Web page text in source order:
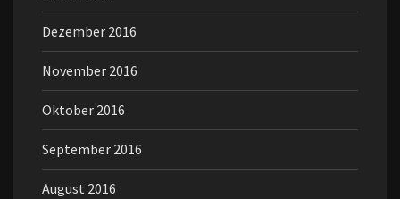
Dezember 2016
November 2016
Oktober 2016
September 2016
August 2016